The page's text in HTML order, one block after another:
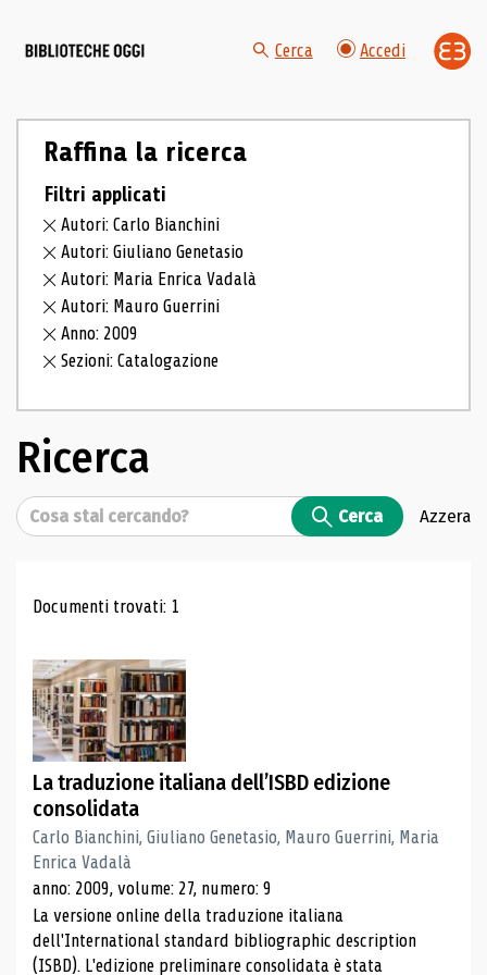
Cerca Accedi
Raffina la ricerca
Filtri applicati
Autori: Carlo Bianchini
Autori: Giuliano Genetasio
Autori: Maria Enrica Vadalà
Autori: Mauro Guerrini
Anno: 2009
Sezioni: Catalogazione
Ricerca
Cerca Cerca Azzera
Risultati di ricerca
Documenti trovati: 1
La traduzione italiana dell’ISBD edizione
consolidata
Carlo Bianchini, Giuliano Genetasio, Mauro Guerrini, Maria
Enrica Vadalà
anno: 2009, volume: 27, numero: 9
La versione online della traduzione italiana
dell'International standard bibliographic description
(ISBD). L'edizione preliminare consolidata è stata